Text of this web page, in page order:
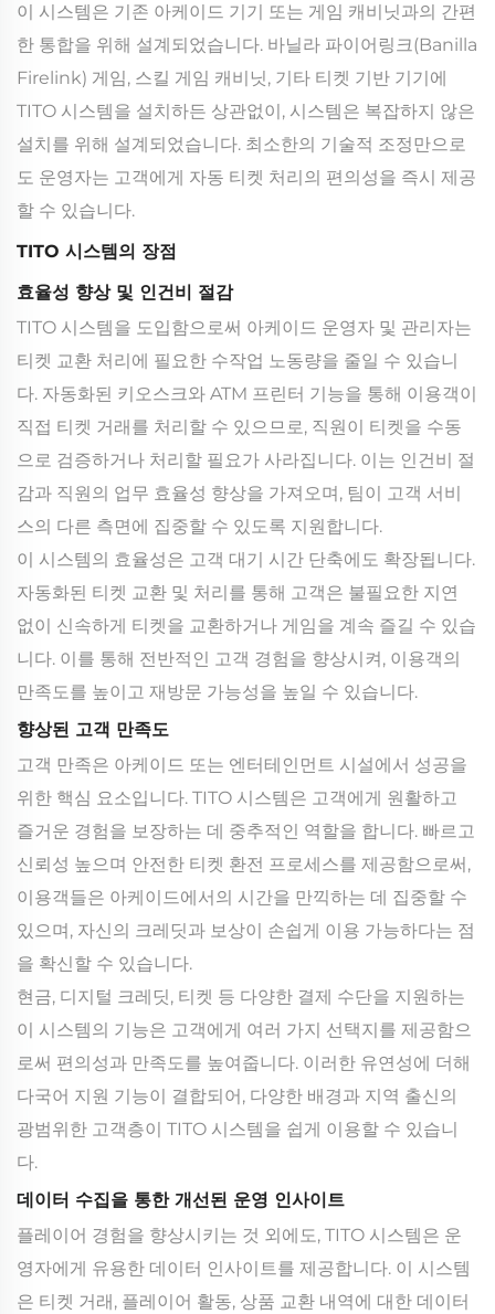
이 시스템은 기존 아케이드 기기 또는 게임 캐비닛과의 간편
한 통합을 위해 설계되었습니다. 바닐라 파이어링크(Banilla
Firelink) 게임, 스킬 게임 캐비닛, 기타 티켓 기반 기기에
TITO 시스템을 설치하든 상관없이, 시스템은 복잡하지 않은
설치를 위해 설계되었습니다. 최소한의 기술적 조정만으로
도 운영자는 고객에게 자동 티켓 처리의 편의성을 즉시 제공
할 수 있습니다.
TITO 시스템의 장점
효율성 향상 및 인건비 절감
TITO 시스템을 도입함으로써 아케이드 운영자 및 관리자는
티켓 교환 처리에 필요한 수작업 노동량을 줄일 수 있습니
다. 자동화된 키오스크와 ATM 프린터 기능을 통해 이용객이
직접 티켓 거래를 처리할 수 있으므로, 직원이 티켓을 수동
으로 검증하거나 처리할 필요가 사라집니다. 이는 인건비 절
감과 직원의 업무 효율성 향상을 가져오며, 팀이 고객 서비
스의 다른 측면에 집중할 수 있도록 지원합니다.
이 시스템의 효율성은 고객 대기 시간 단축에도 확장됩니다.
자동화된 티켓 교환 및 처리를 통해 고객은 불필요한 지연
없이 신속하게 티켓을 교환하거나 게임을 계속 즐길 수 있습
니다. 이를 통해 전반적인 고객 경험을 향상시켜, 이용객의
만족도를 높이고 재방문 가능성을 높일 수 있습니다.
향상된 고객 만족도
고객 만족은 아케이드 또는 엔터테인먼트 시설에서 성공을
위한 핵심 요소입니다. TITO 시스템은 고객에게 원활하고
즐거운 경험을 보장하는 데 중추적인 역할을 합니다. 빠르고
신뢰성 높으며 안전한 티켓 환전 프로세스를 제공함으로써,
이용객들은 아케이드에서의 시간을 만끽하는 데 집중할 수
있으며, 자신의 크레딧과 보상이 손쉽게 이용 가능하다는 점
을 확신할 수 있습니다.
현금, 디지털 크레딧, 티켓 등 다양한 결제 수단을 지원하는
이 시스템의 기능은 고객에게 여러 가지 선택지를 제공함으
로써 편의성과 만족도를 높여줍니다. 이러한 유연성에 더해
다국어 지원 기능이 결합되어, 다양한 배경과 지역 출신의
광범위한 고객층이 TITO 시스템을 쉽게 이용할 수 있습니
다.
데이터 수집을 통한 개선된 운영 인사이트
플레이어 경험을 향상시키는 것 외에도, TITO 시스템은 운
영자에게 유용한 데이터 인사이트를 제공합니다. 이 시스템
은 티켓 거래, 플레이어 활동, 상품 교환 내역에 대한 데이터